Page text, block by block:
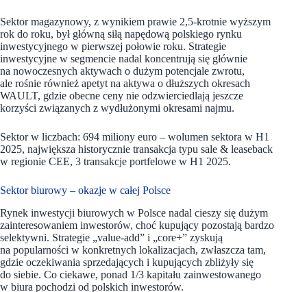
Sektor magazynowy, z wynikiem prawie 2,5-krotnie wyższym
rok do roku, był główną siłą napędową polskiego rynku
inwestycyjnego w pierwszej połowie roku. Strategie
inwestycyjne w segmencie nadal koncentrują się głównie
na nowoczesnych aktywach o dużym potencjale zwrotu,
ale rośnie również apetyt na aktywa o dłuższych okresach
WAULT, gdzie obecne ceny nie odzwierciedlają jeszcze
korzyści związanych z wydłużonymi okresami najmu.
Sektor w liczbach: 694 miliony euro – wolumen sektora w H1
2025, największa historycznie transakcja typu sale & leaseback
w regionie CEE, 3 transakcje portfelowe w H1 2025.
Sektor biurowy – okazje w całej Polsce
Rynek inwestycji biurowych w Polsce nadal cieszy się dużym
zainteresowaniem inwestorów, choć kupujący pozostają bardzo
selektywni. Strategie „value-add” i „core+” zyskują
na popularności w konkretnych lokalizacjach, zwłaszcza tam,
gdzie oczekiwania sprzedających i kupujących zbliżyły się
do siebie. Co ciekawe, ponad 1/3 kapitału zainwestowanego
w biura pochodzi od polskich inwestorów.